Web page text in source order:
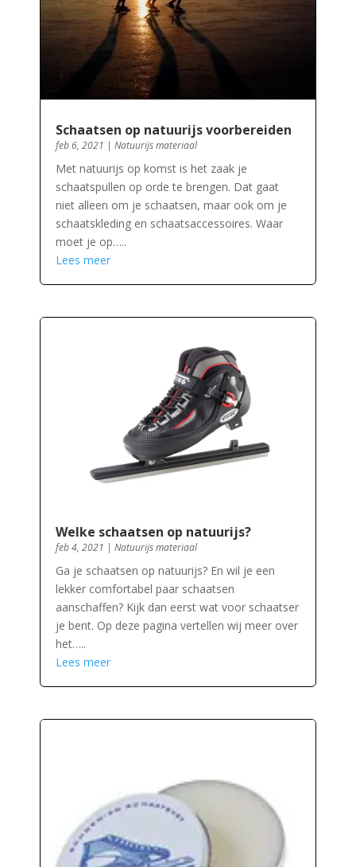
Schaatsen op natuurijs voorbereiden
feb 6, 2021 | Natuurijs materiaal
Met natuurijs op komst is het zaak je
schaatspullen op orde te brengen. Dat gaat
niet alleen om je schaatsen, maar ook om je
schaatskleding en schaatsaccessoires. Waar
moet je op…..
Lees meer
Welke schaatsen op natuurijs?
feb 4, 2021 | Natuurijs materiaal
Ga je schaatsen op natuurijs? En wil je een
lekker comfortabel paar schaatsen
aanschaffen? Kijk dan eerst wat voor schaatser
je bent. Op deze pagina vertellen wij meer over
het…..
Lees meer